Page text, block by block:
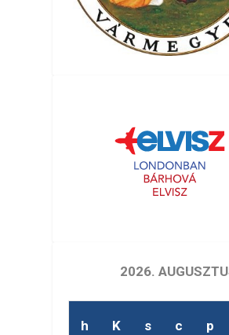
2026.
h K s c p